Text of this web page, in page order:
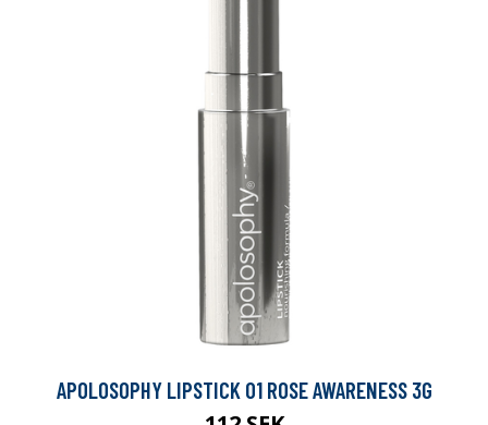
APOLOSOPHY LIPSTICK 01 ROSE AWARENESS 3G